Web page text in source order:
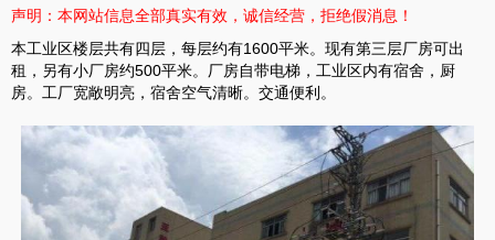
声明：本网站信息全部真实有效，诚信经营，拒绝假消息！
本工业区楼层共有四层，每层约有1600平米。现有第三层厂房可出
租，另有小厂房约500平米。厂房自带电梯，工业区内有宿舍，厨
房。工厂宽敞明亮，宿舍空气清晰。交通便利。